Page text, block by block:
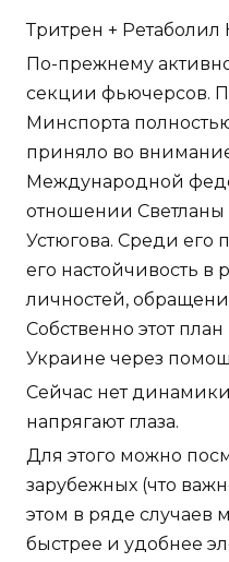
Тритрен + Ретаболил
По-прежнему
секции фьючерсов.
Минспорта
приняло во
Международной
отношении
Устюгова. Среди его
его настойчивость в
личностей,
Собственно этот
Украине через
Сейчас нет
напрягают глаза.
Для этого можно
зарубежных (что
этом в ряде случаев
быстрее и удобнее